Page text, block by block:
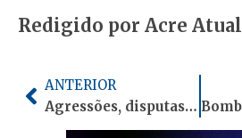
Redigido por Acre Atual
Anterior
ANTERIOR
Agressões, disputas eleitorais e guerra virtual marcam trajetória conturbada da CPMI do INSS